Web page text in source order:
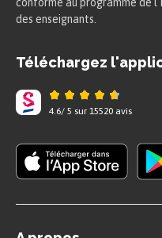
Un tel diagramme
cinq kilomètres
représenté par la
On peut aussi voir
des enseignants.
Téléchargez
4.6/ 5 sur 15520 avis